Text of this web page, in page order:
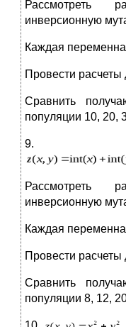
Рассмотреть
инверсионную
Каждая
Провести расчеты
Сравнить
популяции 10, 20,
9.
Рассмотреть
инверсионную
Каждая
Провести расчеты
Сравнить
популяции 8, 12,